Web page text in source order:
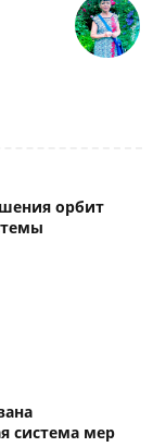
орбит
система мер